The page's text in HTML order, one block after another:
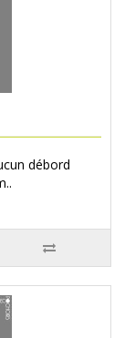
débord